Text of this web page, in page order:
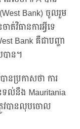
Bank) ចូលរួម
វិធានការអ្វីទេ
Bank គឺជាបញ្ហា
បាន។
នប្រកាសថា ការ
ទល់នឹង Mauritania
រូវបានលុបចោល